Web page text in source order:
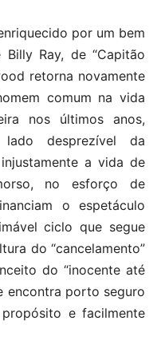
por um bem
Ray, de “Capitão
retorna novamente
comum na vida
nos últimos anos,
desprezível da
a vida de
no esforço de
o espetáculo
ciclo que segue
do “cancelamento”
do “inocente até
encontra porto seguro
e facilmente